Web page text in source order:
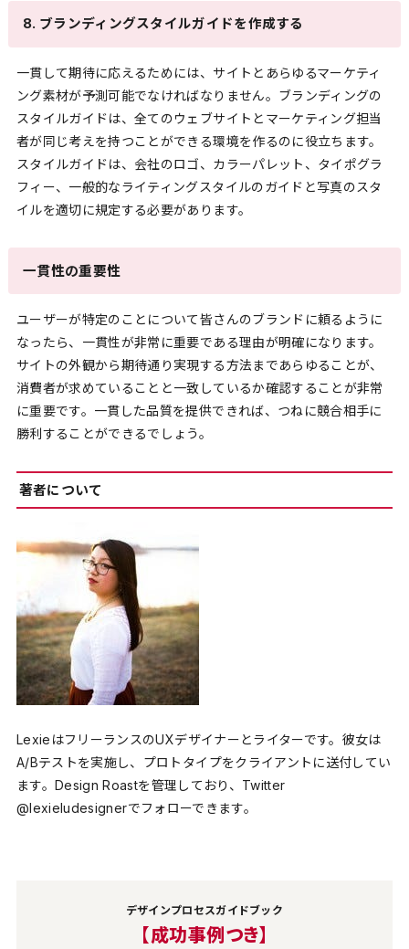
8. ブランディングスタイルガイドを作成する
一貫して期待に応えるためには、サイトとあらゆるマーケティ
ング素材が予測可能でなければなりません。ブランディングの
スタイルガイドは、全てのウェブサイトとマーケティング担当
者が同じ考えを持つことができる環境を作るのに役立ちます。
スタイルガイドは、会社のロゴ、カラーパレット、タイポグラ
フィー、一般的なライティングスタイルのガイドと写真のスタ
イルを適切に規定する必要があります。
一貫性の重要性
ユーザーが特定のことについて皆さんのブランドに頼るように
なったら、一貫性が非常に重要である理由が明確になります。
サイトの外観から期待通り実現する方法まであらゆることが、
消費者が求めていることと一致しているか確認することが非常
に重要です。一貫した品質を提供できれば、つねに競合相手に
勝利することができるでしょう。
著者について
LexieはフリーランスのUXデザイナーとライターです。彼女は
A/Bテストを実施し、プロトタイプをクライアントに送付してい
ます。Design Roastを管理しており、Twitter
@lexieludesignerでフォローできます。
デザインプロセスガイドブック
【成功事例つき】